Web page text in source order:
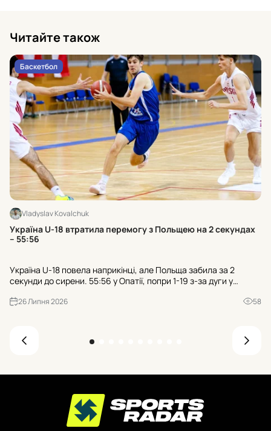
Читайте також
Баскетбол
Vladyslav Kovalchuk
Україна U-18 втратила перемогу з Польщею на 2 секундах
– 55:56
Україна U-18 повела наприкінці, але Польща забила за 2
секунди до сирени. 55:56 у Опатії, попри 1-19 з-за дуги у
26 Липня 2026 58